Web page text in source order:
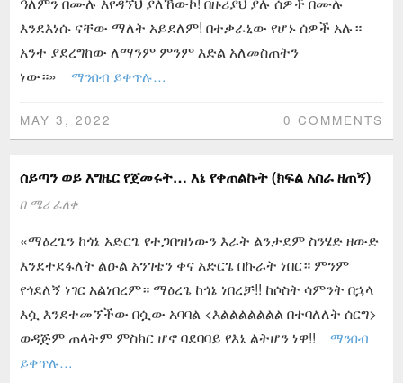
እንደእነሱ ናቸው ማለት አይደለም! በተቃራኒው የሆኑ ሰዎች አሉ።
አንተ ያደረግከው ለማንም ምንም እድል አለመስጠትን
ነው።»
ማንበብ ይቀጥሉ…
MAY 3, 2022 0 COMMENTS
ሰይጣን ወይ እግዜር የጀመሩት… እኔ የቀጠልኩት (ክፍል አስራ ዘጠኝ)
በ ሜሪ ፈለቀ
«ማዕረጌን ከጎኔ አድርጌ የተጋበዝነውን እራት ልንታደም ስንሄድ ዘውድ
እንደተደፋለት ልዑል አንገቴን ቀና አድርጌ በኩራት ነበር። ምንም
የጎደለኝ ነገር አልነበረም። ማዕረጌ ከጎኔ ነበረቻ!! ከሶስት ሳምንት በኋላ
እሷ እንደተመኘችው በሷው አባባል <እልልልልልልል በተባለለት ሰርግ>
ወዳጅም ጠላትም ምስክር ሆኖ ባደባባይ የእኔ ልትሆን ነዋ!!
ማንበብ
ይቀጥሉ…